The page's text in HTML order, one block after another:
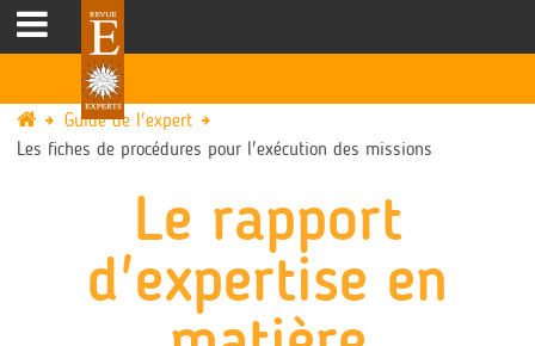
Guide de l'expert
Les fiches de procédures pour l'exécution des missions
Le rapport
d'expertise en